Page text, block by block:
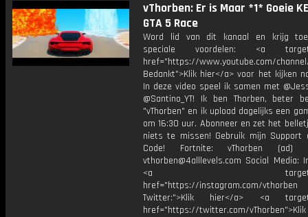
vThorben: Er is Maar *1* Goeie
GTA 5 Race
Word lid van dit kanaal en krijg
speciale voordelen: <a
href="https://www.youtube.com/channel/
Bedankt">Klik hier</a> voor het kijken
In deze video speel ik samen met
@Santino_YT! Ik ben Thorben, beter
"vThorben" en ik upload dagelijks een
om 16:30 uur. Abonneer en zet het
niets te missen! Gebruik mijn Support
Code! Fortnite: vThorben (ad)
vthorben@4alllevels.com Social Media:
<a
href="https://instagram.com/vthorben
Twitter:">Klik hier</a> <a
href="https://twitter.com/